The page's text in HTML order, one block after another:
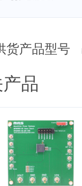
货产品型号
品